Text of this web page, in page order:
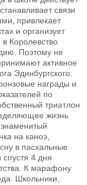
связи
привлекает
и организует
Королевство
Поэтому не
активное
Эдинбургского.
награды и
по
триатлон
жизнь
на каноэ,
в пасхальные
4 дня
К марафону
Школьники,